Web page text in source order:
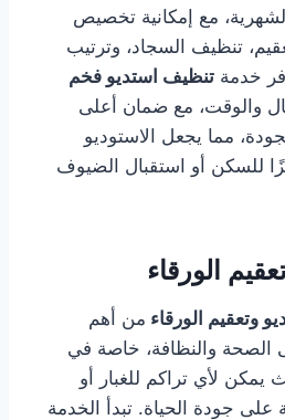
الشهرية، مع إمكانية تخصيص
تنظيف السجاد، وترتيب
خدمة تنظيف استديو فخم
والوقت، مع ضمان أعلى
مما يجعل الاستوديو
للسكن أو استقبال الضيوف
الورقاء
وتعقيم الورقاء من أهم
الصحة والنظافة، خاصة في
لأي تراكم للغبار أو
على جودة الحياة. تبدأ الخدمة